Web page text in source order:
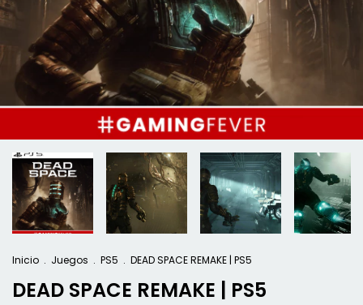
Inicio . Juegos . PS5 . DEAD SPACE REMAKE | PS5
DEAD SPACE REMAKE | PS5